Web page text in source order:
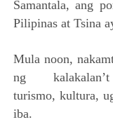
Samantala, ang
Pilipinas at Tsina
Mula noon,
ng
turismo, kultura,
iba.